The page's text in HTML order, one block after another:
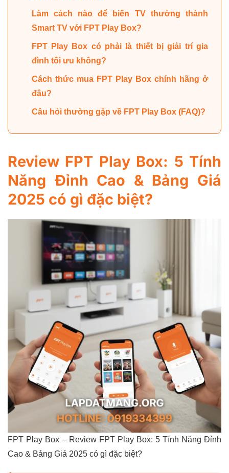
Làm cách nào để biến TV thường thành
Smart TV với FPT Play Box?
FPT Play Box có phải là thiết bị giải trí gia
đình tối ưu không?
Cách thức mua FPT Play Box chính hãng ở
đâu?
Câu hỏi thường gặp về FPT Play Box (FAQ)?
Review FPT Play Box: 5 Tính
Năng Đỉnh Cao & Bảng Giá
2025 có gì đặc biệt?
FPT Play Box – Review FPT Play Box: 5 Tính Năng Đỉnh
Cao & Bảng Giá 2025 có gì đặc biệt?